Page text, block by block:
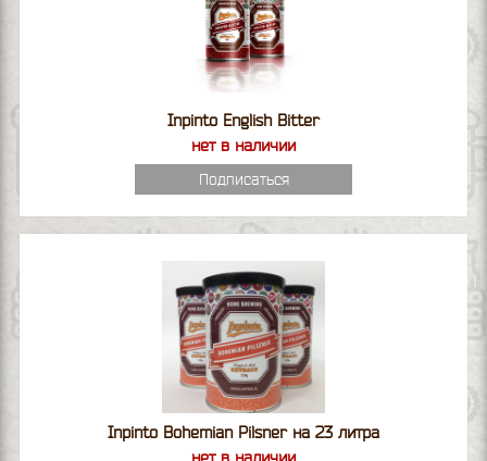
Inpinto English Bitter
нет в наличии
Подписаться
Inpinto Bohemian Pilsner на 23 литра
нет в наличии